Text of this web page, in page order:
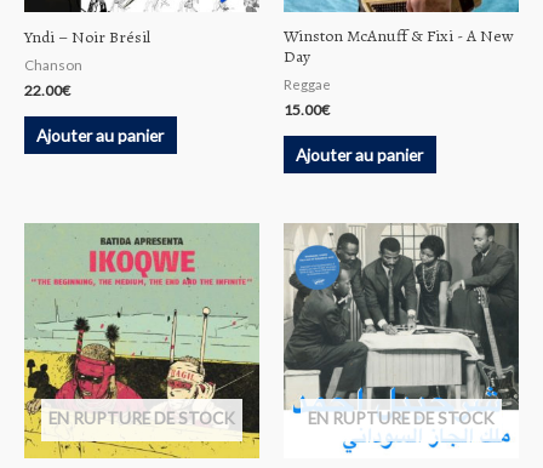
Yndi – Noir Brésil
Chanson
22.00€
Ajouter au panier
Winston McAnuff & Fixi ‎- A New
Day
Reggae
15.00€
Ajouter au panier
EN RUPTURE DE STOCK EN RUPTURE DE STOCK